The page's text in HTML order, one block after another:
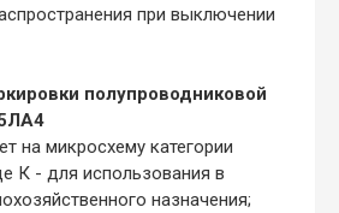
при выключении
полупроводниковой
на микросхему категории
К - для использования в
назначения;